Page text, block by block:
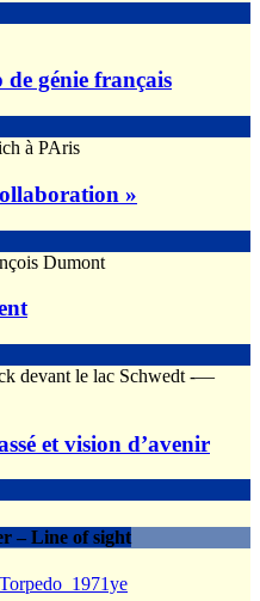
génie français
»
et vision d’avenir
– Line of sight